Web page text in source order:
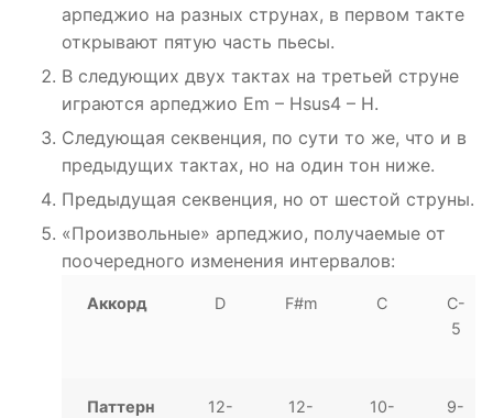
арпеджио на разных струнах, в первом такте
открывают пятую часть пьесы.
В следующих двух тактах на третьей струне
играются арпеджио Em – Hsus4 – H.
Следующая секвенция, по сути то же, что и в
предыдущих тактах, но на один тон ниже.
Предыдущая секвенция, но от шестой струны.
«Произвольные» арпеджио, получаемые от
поочередного изменения интервалов:
Аккорд D F#m C
C-
5
Паттерн
12-
12-
10-
9-